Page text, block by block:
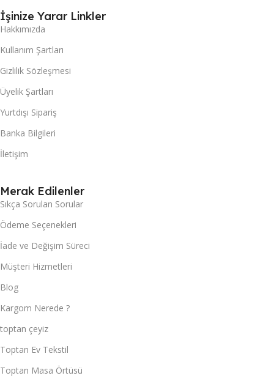
İşinize Yarar Linkler
Hakkımızda
Kullanım Şartları
Gizlilik Sözleşmesi
Üyelik Şartları
Yurtdışı Sipariş
Banka Bilgileri
İletişim
Merak Edilenler
Sıkça Sorulan Sorular
Ödeme Seçenekleri
İade ve Değişim Süreci
Müşteri Hizmetleri
Blog
Kargom Nerede ?
toptan çeyiz
Toptan Ev Tekstil
Toptan Masa Örtüsü